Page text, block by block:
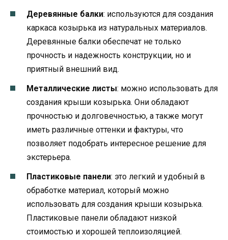
Деревянные балки: используются для создания
каркаса козырька из натуральных материалов.
Деревянные балки обеспечат не только
прочность и надежность конструкции, но и
приятный внешний вид.
Металлические листы: можно использовать для
создания крыши козырька. Они обладают
прочностью и долговечностью, а также могут
иметь различные оттенки и фактуры, что
позволяет подобрать интересное решение для
экстерьера.
Пластиковые панели: это легкий и удобный в
обработке материал, который можно
использовать для создания крыши козырька.
Пластиковые панели обладают низкой
стоимостью и хорошей теплоизоляцией.